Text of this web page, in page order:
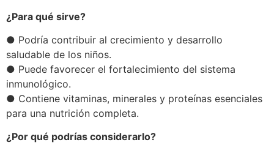
¿Para qué sirve?
● Podría contribuir al crecimiento y desarrollo
saludable de los niños.
● Puede favorecer el fortalecimiento del sistema
inmunológico.
● Contiene vitaminas, minerales y proteínas esenciales
para una nutrición completa.
¿Por qué podrías considerarlo?